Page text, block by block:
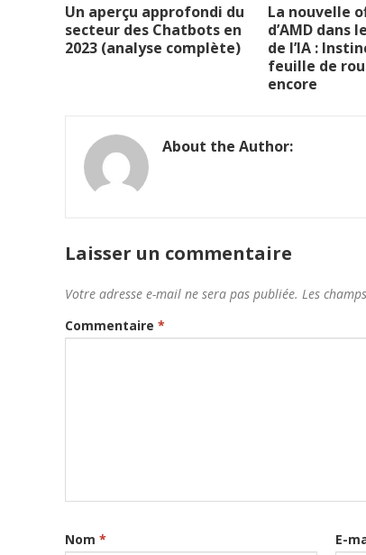
Un aperçu approfondi du
secteur des Chatbots en
2023 (analyse complète)
La nouvelle
d’AMD dans
de l’IA :
feuille de
encore
About the Author:
Laisser un commentaire
Votre adresse e-mail ne sera pas publiée. Les
Commentaire *
Nom * E-